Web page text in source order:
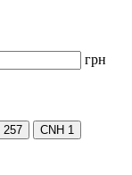
грн
257 CNH 1